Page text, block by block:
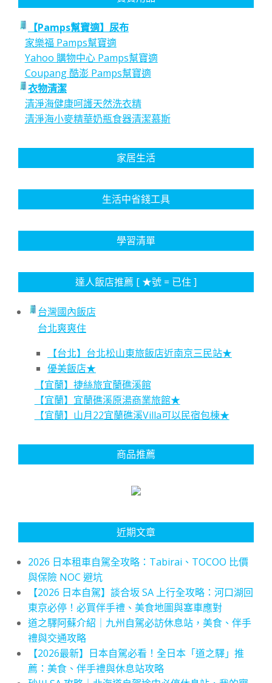
【Pamps幫寶適】尿布
家樂福 Pamps幫寶適
Yahoo 購物中心 Pamps幫寶適
Coupang 酷澎 Pamps幫寶適
衣物清潔
清淨海健康呵護天然洗衣精
清淨海小麥精華奶瓶食器清潔慕斯
家居生活
生活中省錢工具
學習清單
達人飯店推薦 [ ★號 = 已住 ]
台灣國內飯店
台北爽爽住
【台北】台北松山東旅飯店近南京三民站★
優美飯店★
【宜蘭】捷絲旅宜蘭礁溪館
【宜蘭】宜蘭礁溪原湯商業旅館★
【宜蘭】山月22宜蘭礁溪Villa可以民宿包棟★
商品推薦
近期文章
2026 日本租車自駕全攻略：Tabirai、TOCOO 比價
與保險 NOC 避坑
【2026 日本自駕】談合坂 SA 上行全攻略：河口湖回
東京必停！必買伴手禮、美食地圖與塞車應對
道之驛阿蘇介紹｜九州自駕必訪休息站，美食、伴手
禮與交通攻略
【2026最新】日本自駕必看！全日本「道之驛」推
薦：美食、伴手禮與休息站攻略